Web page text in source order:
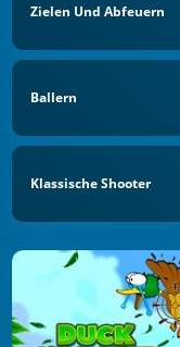
Zielen Und Abfeuern
Ballern
Klassische Shooter